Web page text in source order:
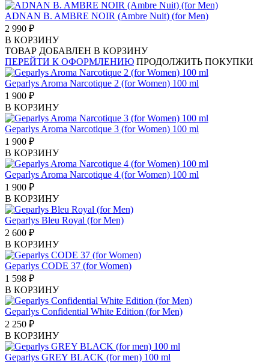
ADNAN B. AMBRE NOIR (Ambre Nuit) (for Men)
2 990 ₽
В КОРЗИНУ
ТОВАР ДОБАВЛЕН В КОРЗИНУ
ПЕРЕЙТИ К ОФОРМЛЕНИЮ ПРОДОЛЖИТЬ ПОКУПКИ
Geparlys Aroma Narcotique 2 (for Women) 100 ml
1 900 ₽
В КОРЗИНУ
Geparlys Aroma Narcotique 3 (for Women) 100 ml
1 900 ₽
В КОРЗИНУ
Geparlys Aroma Narcotique 4 (for Women) 100 ml
1 900 ₽
В КОРЗИНУ
Geparlys Bleu Royal (for Men)
2 600 ₽
В КОРЗИНУ
Geparlys CODE 37 (for Women)
1 598 ₽
В КОРЗИНУ
Geparlys Confidential White Edition (for Men)
2 250 ₽
В КОРЗИНУ
Geparlys GREY BLACK (for men) 100 ml